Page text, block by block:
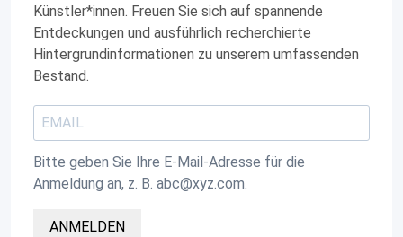
Künstler*innen. Freuen Sie sich auf spannende
Entdeckungen und ausführlich recherchierte
Hintergrundinformationen zu unserem umfassenden
Bestand.
Bitte geben Sie Ihre E-Mail-Adresse für die
Anmeldung an, z. B. abc@xyz.com.
ANMELDEN